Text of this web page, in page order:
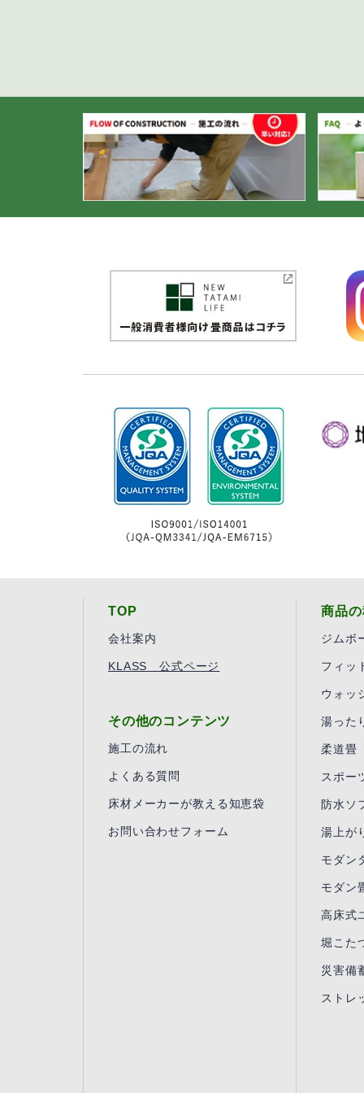
TOP
会社案内
KLASS 公式ページ
その他のコンテンツ
施工の流れ
よくある質問
床材メーカーが教える知恵袋
お問い合わせフォーム
商品
ジムボ
フィッ
ウォッ
湯った
柔道畳
スポー
防水ソ
湯上が
モダン
モダン
高床式
堀こた
災害備
ストレ